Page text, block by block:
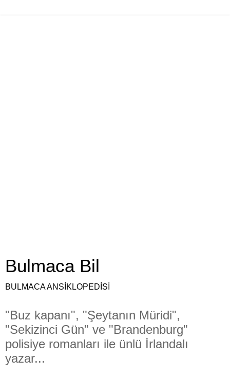
Bulmaca Bil
BULMACA ANSİKLOPEDİSİ
"Buz kapanı", "Şeytanın Müridi",
"Sekizinci Gün" ve "Brandenburg"
polisiye romanları ile ünlü İrlandalı
yazar...